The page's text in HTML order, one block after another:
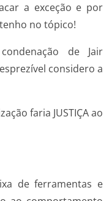
a exceção e por
no tópico!
de Jair
considero a
faria JUSTIÇA ao
de ferramentas e